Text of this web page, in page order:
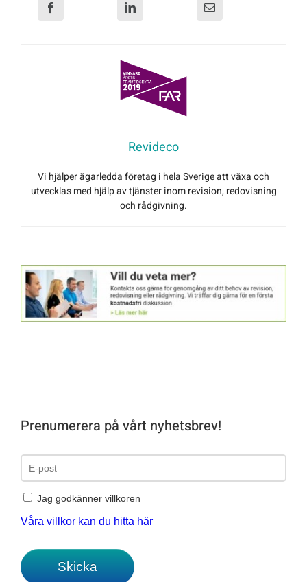
Revideco
Vi hjälper ägarledda företag i hela Sverige att växa och
utvecklas med hjälp av tjänster inom revision, redovisning
och rådgivning.
Prenumerera på vårt nyhetsbrev!